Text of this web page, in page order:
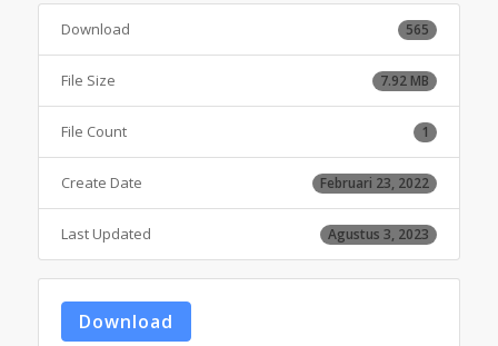
Download 565
File Size 7.92 MB
File Count 1
Create Date Februari 23, 2022
Last Updated Agustus 3, 2023
Download